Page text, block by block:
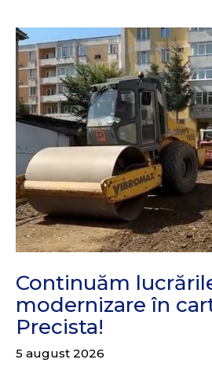
Continuăm
modernizare în
Precista!
5 august 2026